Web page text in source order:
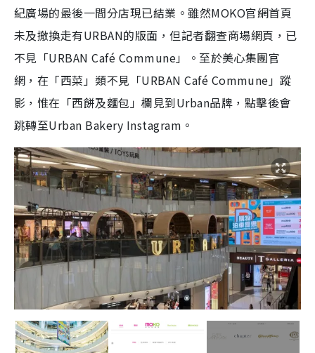
紀廣場的最後一間分店現已結業。雖然MOKO官網首頁
未及撤換走有URBAN的版面，但記者翻查商場網頁，已
不見「URBAN Café Commune」。至於美心集團官
網，在「西菜」類不見「URBAN Café Commune」蹤
影，惟在「西餅及麵包」欄見到Urban品牌，點擊後會
跳轉至Urban Bakery Instagram。